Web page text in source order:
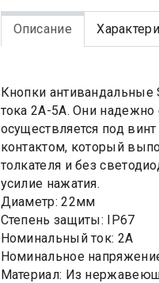
Описание
Кнопки антивандальные
тока 2А-5А. Они
осуществляется под
контактом, который
толкателя и без
усилие нажатия.
Диаметр: 22мм
Степень защиты: IP67
Номинальный ток: 2А
Номинальное
Материал: Из